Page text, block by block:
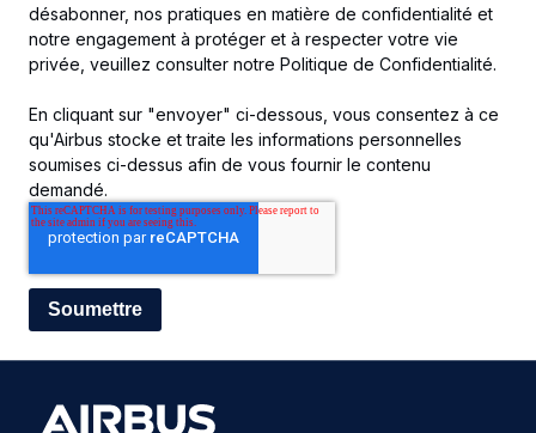
désabonner, nos pratiques en matière de confidentialité et
notre engagement à protéger et à respecter votre vie
privée, veuillez consulter notre Politique de Confidentialité.
En cliquant sur "envoyer" ci-dessous, vous consentez à ce
qu'Airbus stocke et traite les informations personnelles
soumises ci-dessus afin de vous fournir le contenu
demandé.